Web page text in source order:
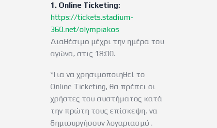
1. Online Ticketing:
https://tickets.stadium-
360.net/olympiakos
Διαθέσιμο μέχρι την ημέρα του
αγώνα, στις 18:00.
*Για να χρησιμοποιηθεί το
Online Ticketing, θα πρέπει οι
χρήστες του συστήματος κατά
την πρώτη τους επίσκεψη, να
δημιουργήσουν λογαριασμό .